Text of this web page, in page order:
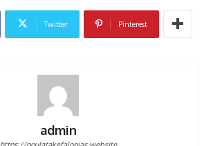
Twitter Pinterest
admin